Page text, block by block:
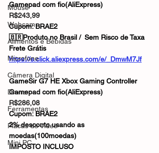
Mouse
Webcam
Alimentos e Bebidas
Microfone
Câmera Digital
Drone
Ferramentas
Placas de Vídeo
Mini PC
Gamepad com fio(AliExpress)
R$243,99
Cupom: BRAE2
🇧🇷Produto no Brasil / Sem Risco de Taxa
Frete Grátis
https://s.click.aliexpress.com/e/_DmwM7Jf
GameSir G7 HE Xbox Gaming Controller
Gamepad com fio(AliExpress)
R$286,08
Cupom: BRAE2
2% desconto usando as
moedas(100moedas)
IMPOSTO INCLUSO